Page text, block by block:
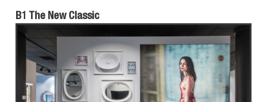
B1 The New Classic